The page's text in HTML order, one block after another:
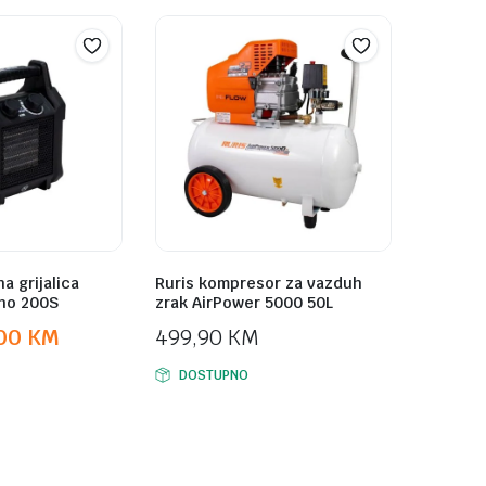
grijalica
200S
KM
Ruris kompresor za vazduh
zrak AirPower 5000 50L
499,90 KM
DOSTUPNO